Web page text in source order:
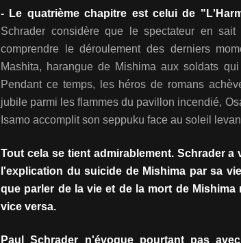
- Le quatrième chapitre est celui de
Schrader considère que le spectateur en
comprendre le déroulement des derniers
Mashita, harangue de Mishima aux soldats
Pendant ce temps, les héros de romans
jubile parmi les flammes du pavillon incendié,
Isamo accomplit son seppuku face au soleil
Tout cela se tient admirablement. Schrader
l'explication du suicide de Mishima par sa
que parler de la vie et de la mort de
vice versa.
Paul Schrader n'évoque pourtant pas